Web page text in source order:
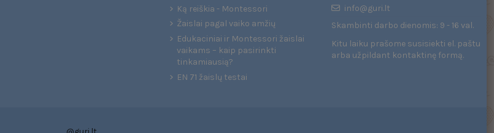
Ką reiškia - Montessori
Žaislai pagal vaiko amžių
Edukaciniai ir Montessori žaislai
vaikams – kaip pasirinkti
tinkamiausią?
EN 71 žaislų testai
info@guri.lt
Skambinti darbo dienomis: 9 - 16 val.
Kitu laiku prašome susisiekti el. paštu
arba užpildant kontaktinę formą.